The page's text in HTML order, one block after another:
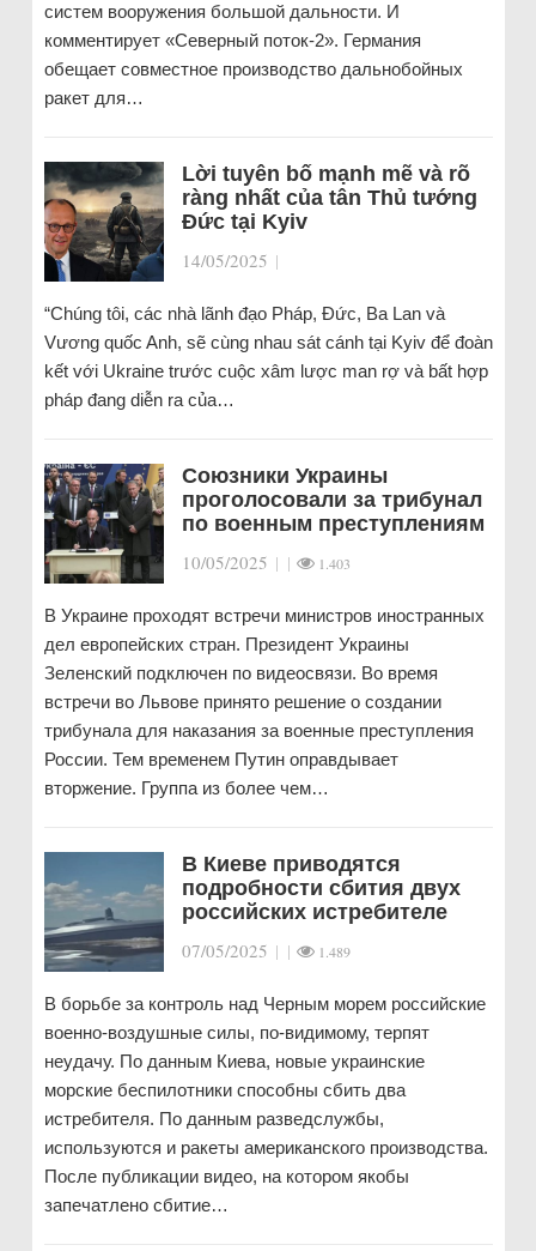
систем вооружения большой дальности. И
комментирует «Северный поток-2». Германия
обещает совместное производство дальнобойных
ракет для…
Lời tuyên bố mạnh mẽ và rõ
ràng nhất của tân Thủ tướng
Đức tại Kyiv
14/05/2025 |
“Chúng tôi, các nhà lãnh đạo Pháp, Đức, Ba Lan và
Vương quốc Anh, sẽ cùng nhau sát cánh tại Kyiv để đoàn
kết với Ukraine trước cuộc xâm lược man rợ và bất hợp
pháp đang diễn ra của…
Союзники Украины
проголосовали за трибунал
по военным преступлениям
10/05/2025 | | 1.403
В Украине проходят встречи министров иностранных
дел европейских стран. Президент Украины
Зеленский подключен по видеосвязи. Во время
встречи во Львове принято решение о создании
трибунала для наказания за военные преступления
России. Тем временем Путин оправдывает
вторжение. Группа из более чем…
В Киеве приводятся
подробности сбития двух
российских истребителе
07/05/2025 | | 1.489
В борьбе за контроль над Черным морем российские
военно-воздушные силы, по-видимому, терпят
неудачу. По данным Киева, новые украинские
морские беспилотники способны сбить два
истребителя. По данным разведслужбы,
используются и ракеты американского производства.
После публикации видео, на котором якобы
запечатлено сбитие…